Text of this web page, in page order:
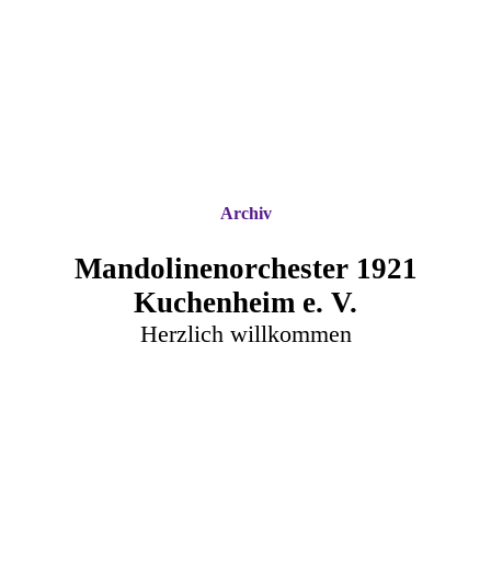
Mandolinenorchester 1921
Kuchenheim e. V.
Herzlich willkommen
Archiv